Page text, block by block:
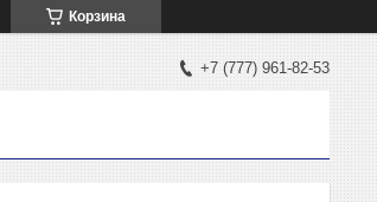
Корзина
+7 (777) 961-82-53